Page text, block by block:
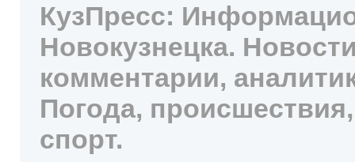
КузПресс:
Новокузнецка.
комментарии,
Погода,
спорт.